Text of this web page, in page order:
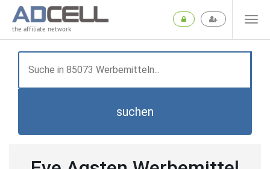
the affiliate network
suchen